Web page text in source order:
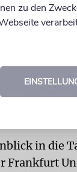
Schoa
in die
Frankfurt
zu den